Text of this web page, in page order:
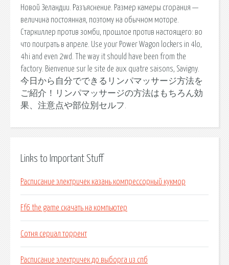
Новой Зеландии. Разъяснение. Размер камеры сгорания —
величина постоянная, поэтому на обычном моторе.
Старкиллер против зомби, прошлое против настоящего: во
что поиграть в апреле. Use your Power Wagon lockers in 4lo,
4hi and even 2wd. The way it should have been from the
factory. Bienvenue sur le site de aux quatre saisons, Savigny.
今日から自分でできるリンパマッサージ方法を
ご紹介！リンパマッサージの方法はもちろん効
果、注意点や部位別セルフ.
Links to Important Stuff
Расписание электричек казань компрессорный кукмор
Ff6 the game скачать на компьютер
Сотня сериал торрент
Расписание электричек до выборга из спб